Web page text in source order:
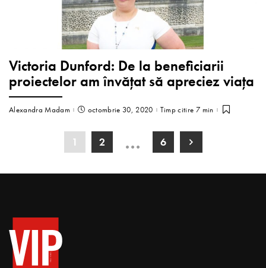
Victoria Dunford: De la beneficiarii
proiectelor am învățat să apreciez viața
Alexandra Madam octombrie 30, 2020 Timp citire 7 min
1 2 … 6